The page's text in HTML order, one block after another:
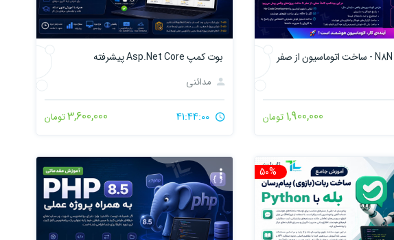
1,900,000تومان
بوت کمپ Asp.Net Core پیشرفته
مدائنی
41:44:00
3,600,000تومان
50% تخفیف